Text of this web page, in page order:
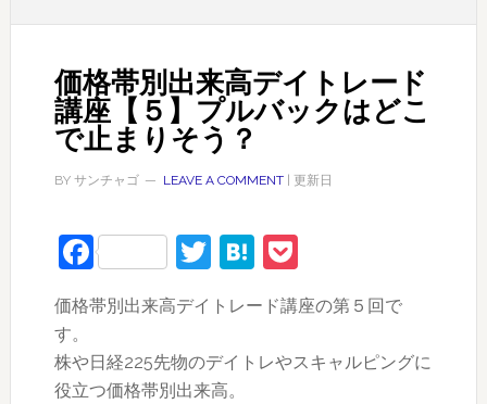
価格帯別出来高デイトレード
講座【５】プルバックはどこ
で止まりそう？
BY サンチャゴ LEAVE A COMMENT| 更新日
FacebookTwitterHatena
Pocket
価格帯別出来高デイトレード講座の第５回で
す。
株や日経225先物のデイトレやスキャルピングに
役立つ価格帯別出来高。